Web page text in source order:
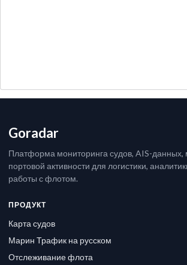
Goradar
Платформа мониторинга судов, AIS-данных,
портовой активности для логистики,
работы с флотом.
ПРОДУКТ
Карта судов
Марин Трафик на русском
Отслеживание флота